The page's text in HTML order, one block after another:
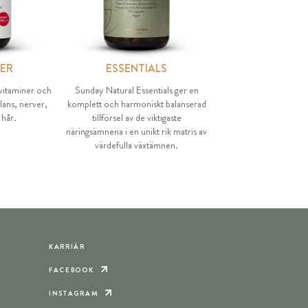
och
nerver,
ESSENTIALS
Sunday Natural Essentials ger en
komplett och harmoniskt balanserad
tillförsel av de viktigaste
näringsämnena i en unikt rik matris av
värdefulla växtämnen.
KARRIÄR
FACEBOOK
INSTAGRAM